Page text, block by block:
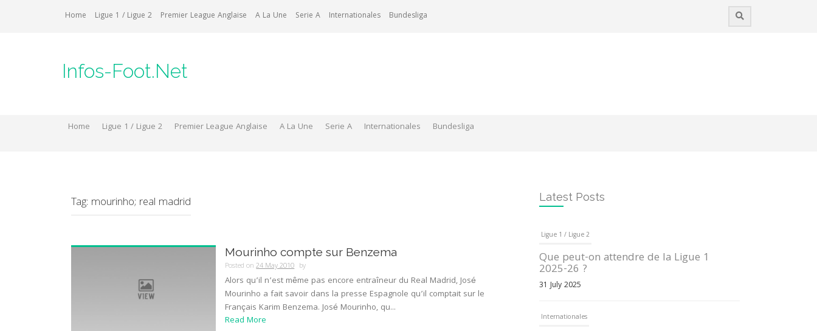
Home Ligue 1 / Ligue 2 Premier League Anglaise A La Une Serie A Internationales Bundesliga
Infos-Foot.Net
Home Ligue 1 / Ligue 2 Premier League Anglaise A La Une Serie A Internationales Bundesliga
Tag: mourinho; real madrid
Mourinho compte sur Benzema
Posted on24 May 2010 by
Alors qu’il n’est même pas encore entraîneur du Real Madrid, José
Mourinho a fait savoir dans la presse Espagnole qu’il comptait sur le
Français Karim Benzema. José Mourinho, qu...
Read More
Latest Posts
Ligue 1 / Ligue 2
Que peut-on attendre de la Ligue 1
2025-26 ?
31 July 2025
Internationales